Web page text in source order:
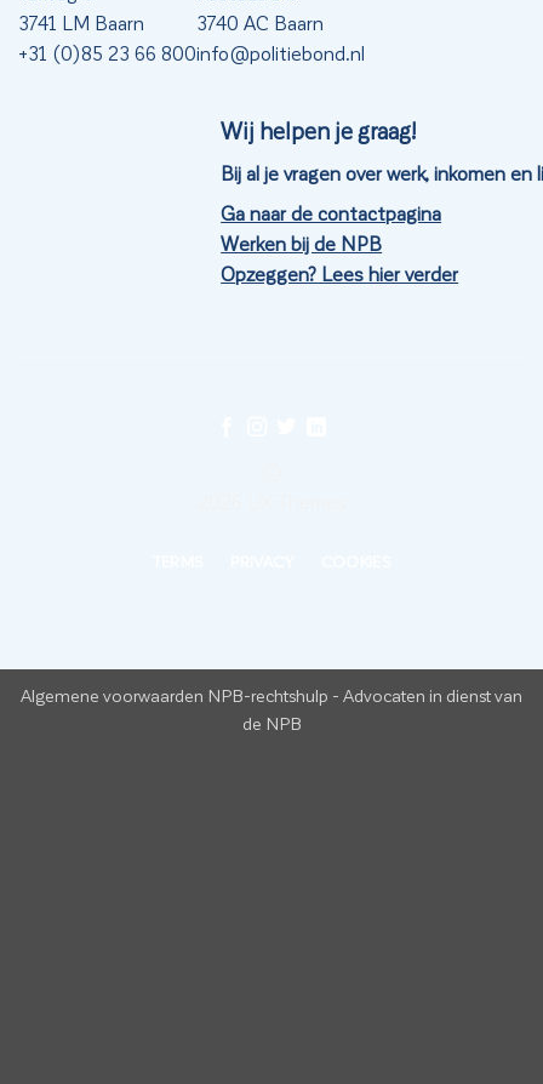
3741 LM Baarn
+31 (0)85 23 66 800
3740 AC Baarn
info@politiebond.nl
Wij helpen je graag!
Bij al je vragen over werk, inkomen en
Ga naar de contactpagina
Werken bij de NPB
Opzeggen? Lees hier verder
Algemene voorwaarden NPB-rechtshulp - Advocaten in dienst van
de NPB